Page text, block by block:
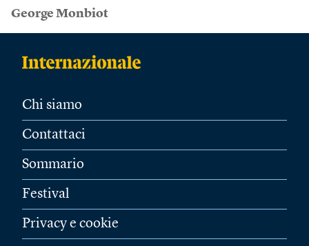
George Monbiot
Chi siamo
Contattaci
Sommario
Festival
Privacy e cookie